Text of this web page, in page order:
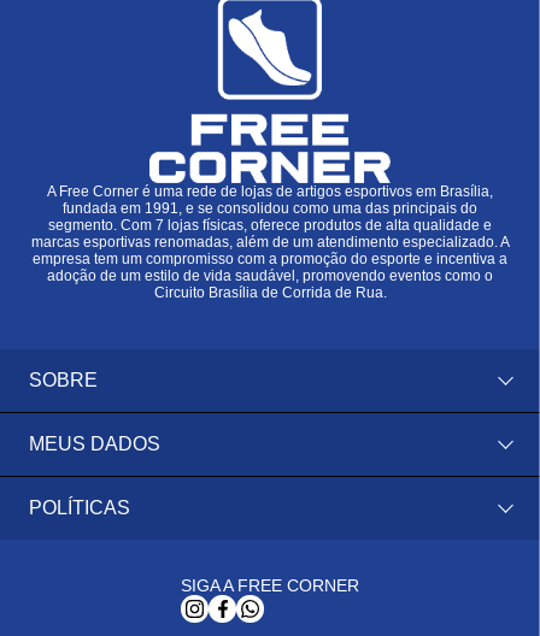
A Free Corner é uma rede de lojas de artigos esportivos em Brasília,
fundada em 1991, e se consolidou como uma das principais do
segmento. Com 7 lojas físicas, oferece produtos de alta qualidade e
marcas esportivas renomadas, além de um atendimento especializado. A
empresa tem um compromisso com a promoção do esporte e incentiva a
adoção de um estilo de vida saudável, promovendo eventos como o
Circuito Brasília de Corrida de Rua.
SOBRE
MEUS DADOS
POLÍTICAS
SIGA A FREE CORNER